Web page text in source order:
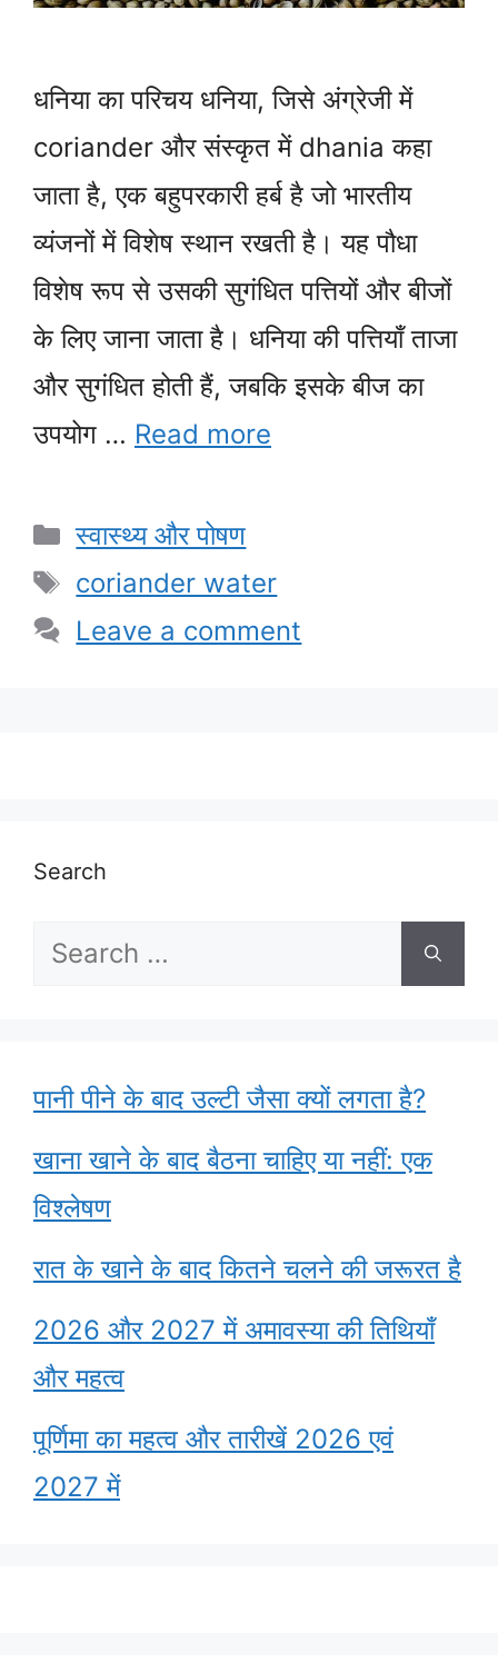
धनिया का परिचय धनिया, जिसे अंग्रेजी में
coriander और संस्कृत में dhania कहा
जाता है, एक बहुपरकारी हर्ब है जो भारतीय
व्यंजनों में विशेष स्थान रखती है। यह पौधा
विशेष रूप से उसकी सुगंधित पत्तियों और बीजों
के लिए जाना जाता है। धनिया की पत्तियाँ ताजा
और सुगंधित होती हैं, जबकि इसके बीज का
उपयोग … Read more
Categories
स्वास्थ्य और पोषण
Tags
coriander water
Leave a comment
Search
Search
पानी पीने के बाद उल्टी जैसा क्यों लगता है?
खाना खाने के बाद बैठना चाहिए या नहीं: एक
विश्लेषण
रात के खाने के बाद कितने चलने की जरूरत है
2026 और 2027 में अमावस्या की तिथियाँ
और महत्व
पूर्णिमा का महत्व और तारीखें 2026 एवं
2027 में